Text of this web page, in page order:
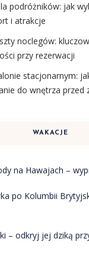
podróżników: jak
i atrakcje
noclegów:
przy rezerwacji
stacjonarnym:
do wnętrza przed
WAKACJE
na Hawajach –
po Kolumbii
– odkryj jej dziką